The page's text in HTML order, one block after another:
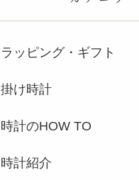
ラッピング・ギフト
掛け時計
時計のHOW TO
時計紹介